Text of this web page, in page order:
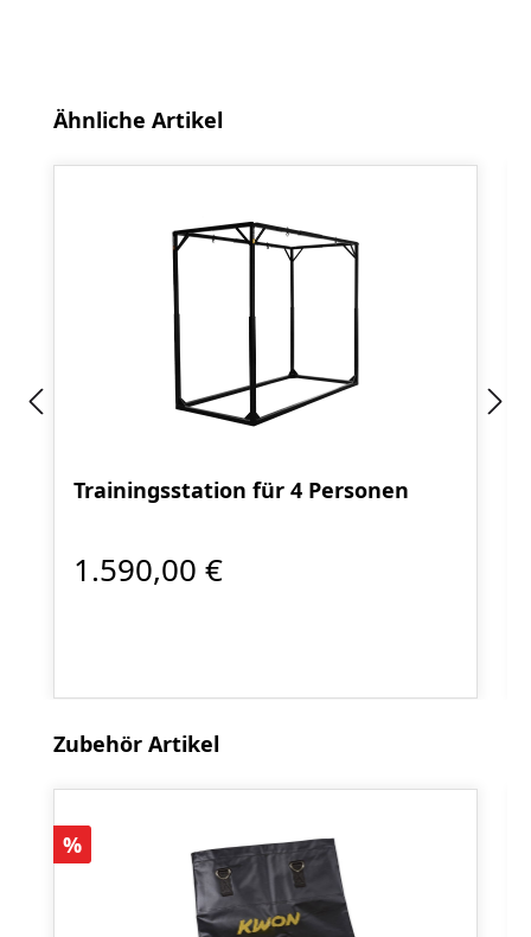
Produktgalerie überspringen
Ähnliche Artikel
Trainingsstation für 4 Personen
1.590,00 €
Produktgalerie überspringen
Zubehör Artikel
Rabatt
%